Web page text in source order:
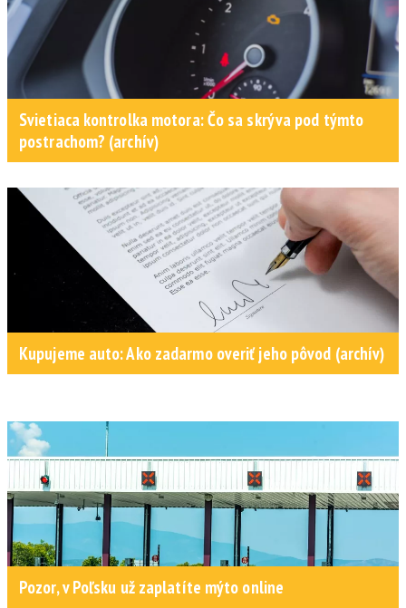
Svietiaca kontrolka motora: Čo sa skrýva pod týmto
postrachom? (archív)
Kupujeme auto: Ako zadarmo overiť jeho pôvod (archív)
Pozor, v Poľsku už zaplatíte mýto online